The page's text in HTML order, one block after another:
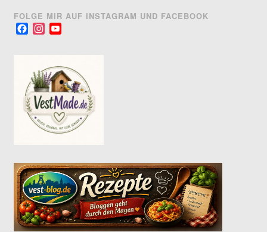
FOLGE MIR AUF INSTAGRAM UND FACEBOOK
FacebookInstagram